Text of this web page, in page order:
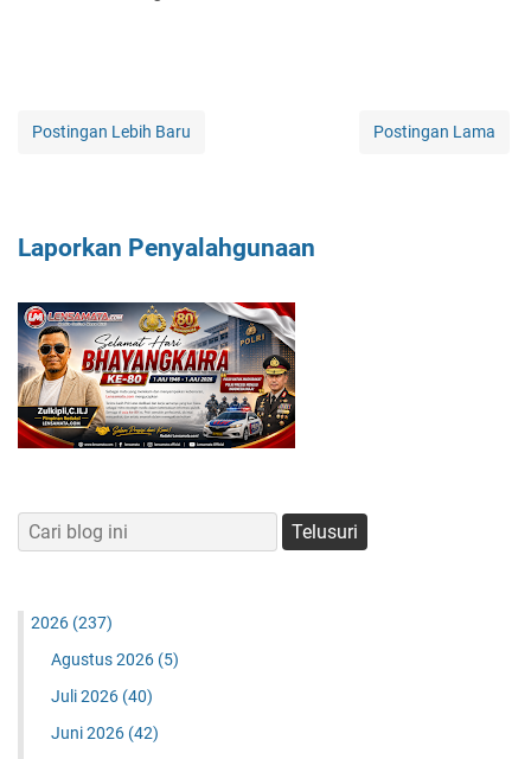
Postingan Lebih Baru Postingan Lama
Laporkan Penyalahgunaan
2026 (237)
Agustus 2026 (5)
Juli 2026 (40)
Juni 2026 (42)